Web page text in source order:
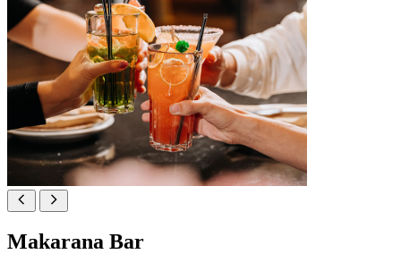
Makarana Bar